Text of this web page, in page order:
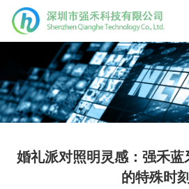
婚礼派对照明灵感：强禾
的特殊时刻